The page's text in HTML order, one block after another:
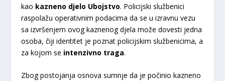
kao kazneno djelo Ubojstvo. Policijski službenici
raspolažu operativnim podacima da se u izravnu vezu
sa izvršenjem ovog kaznenog djela može dovesti jedna
osoba, čiji identitet je poznat policijskim službenicima, a
za kojom se intenzivno traga.
Zbog postojanja osnova sumnje da je počinio kazneno